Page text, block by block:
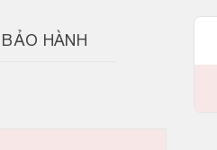
BẢO HÀNH